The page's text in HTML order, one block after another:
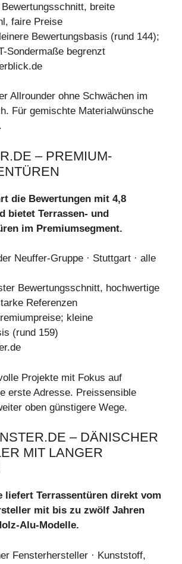
breite
faire Preise
Bewertungsbasis (rund 144);
Sondermaße begrenzt
Allrounder ohne Schwächen im
Für gemischte Materialwünsche
– PREMIUM-
die Bewertungen mit 4,8
bietet Terrassen- und
im Premiumsegment.
Neuffer-Gruppe · Stuttgart · alle
Bewertungsschnitt, hochwertige
Referenzen
kleine
(rund 159)
Projekte mit Fokus auf
erste Adresse. Preissensible
oben günstigere Wege.
– DÄNISCHER
MIT LANGER
liefert Terrassentüren direkt vom
mit bis zu zwölf Jahren
Alu-Modelle.
Fensterhersteller · Kunststoff,